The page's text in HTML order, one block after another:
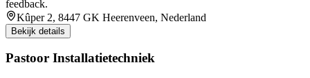
feedback.
Kûper 2, 8447 GK Heerenveen, Nederland
Bekijk details
Pastoor Installatietechniek